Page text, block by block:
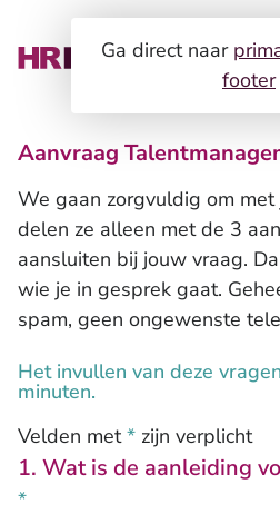
Ga direct naar
footer
HR-
HR-
Zo
Duurzame
HR-dienstverlening
Voor
Blog
Over ons
Contact
Aanvraag
We gaan zorgvuldig om
delen ze alleen met de 3
aansluiten bij jouw vraag.
wie je in gesprek gaat.
spam, geen ongewenste
Het invullen van deze
minuten.
Velden met* zijn verplicht
1. Wat is de aanleiding
*